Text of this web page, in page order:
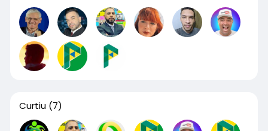
Curtiu (7)